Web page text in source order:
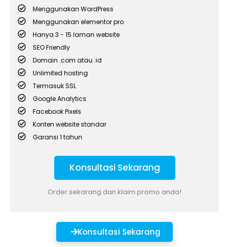
Menggunakan WordPress
Menggunakan elementor pro
Hanya 3 - 15 laman website
SEO Friendly
Domain .com atau .id
Unlimited hosting
Termasuk SSL
Google Analytics
Facebook Pixels
Konten website standar
Garansi 1 tahun
Konsultasi Sekarang
Order sekarang dan klaim promo anda!
Konsultasi Sekarang